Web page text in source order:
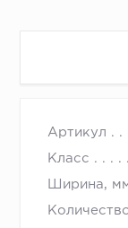
Артикул
Класс
Ширина,